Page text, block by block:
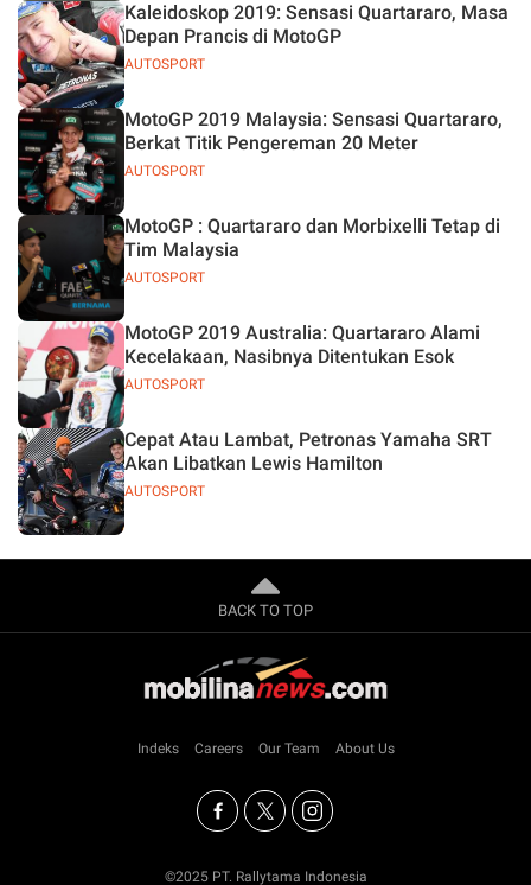
AUTOSPORT
Kaleidoskop 2019: Sensasi Quartararo, Masa
Depan Prancis di MotoGP
AUTOSPORT
MotoGP 2019 Malaysia: Sensasi Quartararo,
Berkat Titik Pengereman 20 Meter
AUTOSPORT
MotoGP : Quartararo dan Morbixelli Tetap di
Tim Malaysia
AUTOSPORT
MotoGP 2019 Australia: Quartararo Alami
Kecelakaan, Nasibnya Ditentukan Esok
AUTOSPORT
Cepat Atau Lambat, Petronas Yamaha SRT
Akan Libatkan Lewis Hamilton
BACK TO TOP
Indeks Careers Our Team About Us
©2025 PT. Rallytama Indonesia